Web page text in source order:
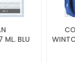
ML. BLU